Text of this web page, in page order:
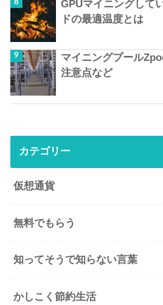
GPUマイニングして
ドの最適温度とは
マイニングプール
注意点など
カテゴリー
仮想通貨
無料でもらう
知ってそうで知らない言葉
かしこく節約生活